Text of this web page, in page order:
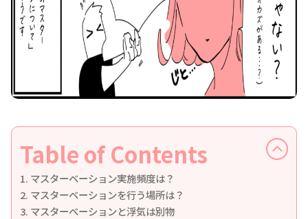
Table of Contents
マスターベーション実施頻度は？
マスターベーションを行う場所は？
マスターベーションと浮気は別物